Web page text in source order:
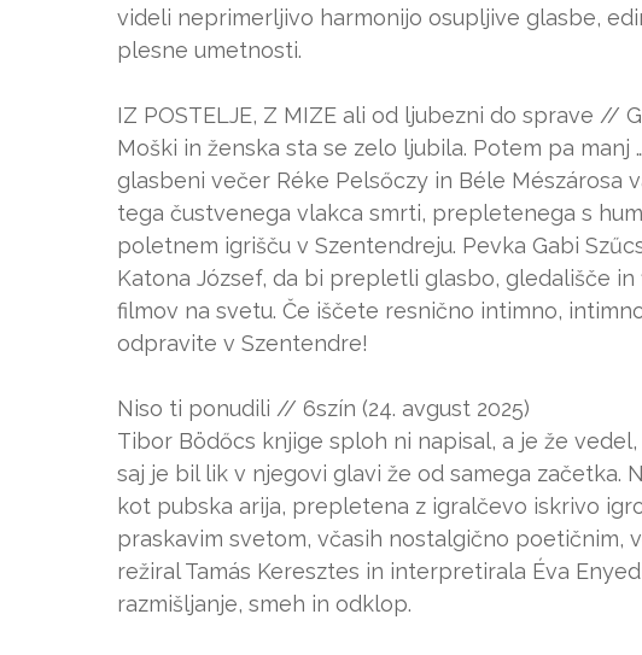
videli neprimerljivo harmonijo osupljive glasbe,
plesne umetnosti.
IZ POSTELJE, Z MIZE ali od ljubezni do sprave //
Moški in ženska sta se zelo ljubila. Potem pa manj
glasbeni večer Réke Pelsőczy in Béle Mészárosa
tega čustvenega vlakca smrti, prepletenega s
poletnem igrišču v Szentendreju. Pevka Gabi
Katona József, da bi prepletli glasbo, gledališče
filmov na svetu. Če iščete resnično intimno,
odpravite v Szentendre!
Niso ti ponudili // 6szín (24. avgust 2025)
Tibor Bödőcs knjige sploh ni napisal, a je že
saj je bil lik v njegovi glavi že od samega začetka.
kot pubska arija, prepletena z igralčevo iskrivo
praskavim svetom, včasih nostalgično poetičnim,
režiral Tamás Keresztes in interpretirala Éva
razmišljanje, smeh in odklop.